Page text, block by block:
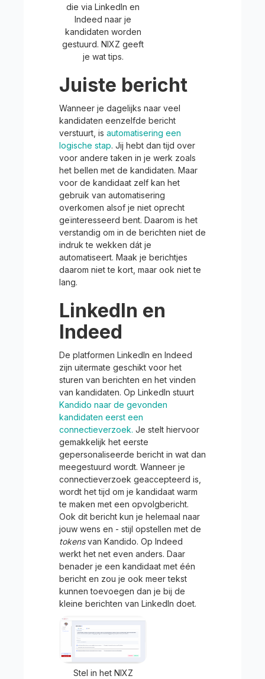
die via LinkedIn en
Indeed naar je
kandidaten worden
gestuurd. NIXZ geeft
je wat tips.
Juiste bericht
Wanneer je dagelijks naar veel
kandidaten eenzelfde bericht
verstuurt, is automatisering een
logische stap. Jij hebt dan tijd over
voor andere taken in je werk zoals
het bellen met de kandidaten. Maar
voor de kandidaat zelf kan het
gebruik van automatisering
overkomen alsof je niet oprecht
geïnteresseerd bent. Daarom is het
verstandig om in de berichten niet de
indruk te wekken dát je
automatiseert. Maak je berichtjes
daarom niet te kort, maar ook niet te
lang.
LinkedIn en
Indeed
De platformen LinkedIn en Indeed
zijn uitermate geschikt voor het
sturen van berichten en het vinden
van kandidaten. Op LinkedIn stuurt
Kandido naar de gevonden
kandidaten eerst een
connectieverzoek. Je stelt hiervoor
gemakkelijk het eerste
gepersonaliseerde bericht in wat dan
meegestuurd wordt. Wanneer je
connectieverzoek geaccepteerd is,
wordt het tijd om je kandidaat warm
te maken met een opvolgbericht.
Ook dit bericht kun je helemaal naar
jouw wens en - stijl opstellen met de
tokensvan Kandido. Op Indeed
werkt het net even anders. Daar
benader je een kandidaat met één
bericht en zou je ook meer tekst
kunnen toevoegen dan je bij de
kleine berichten van LinkedIn doet.
Stel in het NIXZ